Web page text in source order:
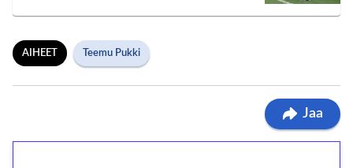
AIHEET Teemu Pukki
Jaa